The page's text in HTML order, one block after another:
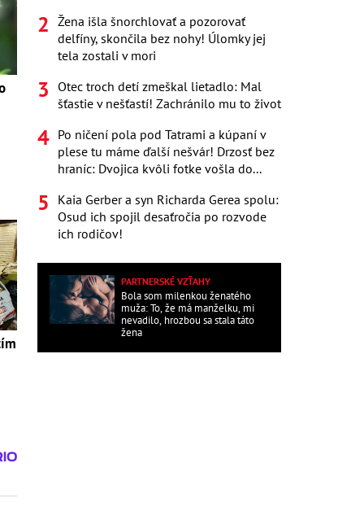
Žena išla šnorchlovať a pozorovať
delfíny, skončila bez nohy! Úlomky jej
tela zostali v mori
Otec troch detí zmeškal lietadlo: Mal
šťastie v nešťastí! Zachránilo mu to život
Po ničení pola pod Tatrami a kúpaní v
plese tu máme ďalší nešvár! Drzosť bez
hraníc: Dvojica kvôli fotke vošla do...
Kaia Gerber a syn Richarda Gerea spolu:
Osud ich spojil desaťročia po rozvode
ich rodičov!
PARTNERSKÉ VZŤAHY
Bola som milenkou ženatého
muža: To, že má manželku, mi
nevadilo, hrozbou sa stala táto
žena